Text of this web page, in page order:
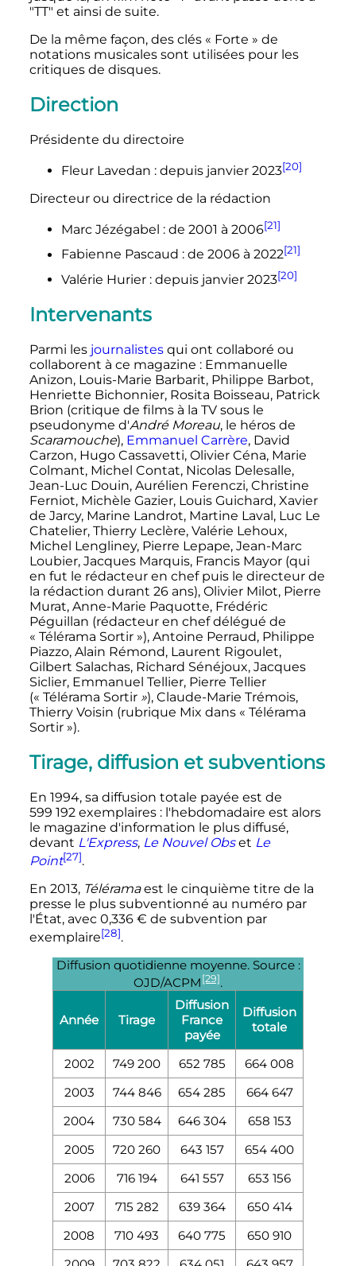
"TT" et ainsi de suite.
De la même façon, des clés « Forte » de
notations musicales sont utilisées pour les
critiques de disques.
Direction
Présidente du directoire
Fleur Lavedan : depuis janvier 2023[20]
Directeur ou directrice de la rédaction
Marc Jézégabel : de 2001 à 2006[21]
Fabienne Pascaud : de 2006 à 2022[21]
Valérie Hurier : depuis janvier 2023[20]
Intervenants
Parmi les journalistesqui ont collaboré ou
collaborent à ce magazine : Emmanuelle
Anizon, Louis-Marie Barbarit, Philippe Barbot,
Henriette Bichonnier, Rosita Boisseau, Patrick
Brion (critique de films à la TV sous le
pseudonyme d'André Moreau, le héros de
Scaramouche), Emmanuel Carrère, David
Carzon, Hugo Cassavetti, Olivier Céna, Marie
Colmant, Michel Contat, Nicolas Delesalle,
Jean-Luc Douin, Aurélien Ferenczi, Christine
Ferniot, Michèle Gazier, Louis Guichard, Xavier
de Jarcy, Marine Landrot, Martine Laval, Luc Le
Chatelier, Thierry Leclère, Valérie Lehoux,
Michel Lengliney, Pierre Lepape, Jean-Marc
Loubier, Jacques Marquis, Francis Mayor (qui
en fut le rédacteur en chef puis le directeur de
la rédaction durant 26 ans), Olivier Milot, Pierre
Murat, Anne-Marie Paquotte, Frédéric
Péguillan (rédacteur en chef délégué de
« Télérama Sortir »), Antoine Perraud, Philippe
Piazzo, Alain Rémond, Laurent Rigoulet,
Gilbert Salachas, Richard Sénéjoux, Jacques
Siclier, Emmanuel Tellier, Pierre Tellier
(« Télérama Sortir »), Claude-Marie Trémois,
Thierry Voisin (rubrique Mix dans « Télérama
Sortir »).
Tirage, diffusion et subventions
En 1994, sa diffusion totale payée est de
599 192 exemplaires : l'hebdomadaire est alors
le magazine d'information le plus diffusé,
devant L'Express, Le Nouvel Obset Le
Point[27].
En 2013, Téléramaest le cinquième titre de la
presse le plus subventionné au numéro par
l'État, avec 0,336 € de subvention par
exemplaire[28].
Diffusion quotidienne moyenne. Source :
OJD/ACPM [29].
Année Tirage
Diffusion
France
payée
Diffusion
totale
2002 749 200 652 785
664 008
2003
744 846 654 285
664 647
2004
730 584 646 304
658 153
2005
720 260 643 157
654 400
2006
716 194 641 557
653 156
2007
715 282 639 364
650 414
2008
710 493 640 775
650 910